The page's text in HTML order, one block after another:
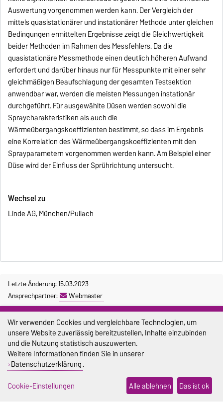
Auswertung vorgenommen werden kann. Der Vergleich der
mittels quasistationärer und instationärer Methode unter gleichen
Bedingungen ermittelten Ergebnisse zeigt die Gleichwertigkeit
beider Methoden im Rahmen des Messfehlers. Da die
quasistationäre Messmethode einen deutlich höheren Aufwand
erfordert und darüber hinaus nur für Messpunkte mit einer sehr
gleichmäßigen Beaufschlagung der gesamten Testsektion
anwendbar war, werden die meisten Messungen instationär
durchgeführt. Für ausgewählte Düsen werden sowohl die
Spraycharakteristiken als auch die
Wärmeübergangskoeffizienten bestimmt, so dass im Ergebnis
eine Korrelation des Wärmeübergangskoeffizienten mit den
Sprayparametern vorgenommen werden kann. Am Beispiel einer
Düse wird der Einfluss der Sprührichtung untersucht.
Wechsel zu
Linde AG, München/Pullach
Letzte Änderung: 15.03.2023
Ansprechpartner:
Webmaster
Impressum
Datenschutz
Barrierefreiheit
Cookie-Einstellungen
Wir verwenden Cookies und vergleichbare Technologien, um
unsere Website zuverlässig bereitzustellen, Inhalte einzubinden
und die Nutzung statistisch auszuwerten.
Weitere Informationen finden Sie in unserer
Datenschutzerklärung.
Cookie-Einstellungen
Alle ablehnen Das ist ok